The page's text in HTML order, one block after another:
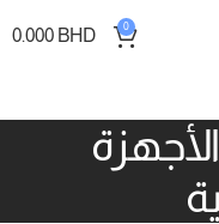
0
0.000 BHD